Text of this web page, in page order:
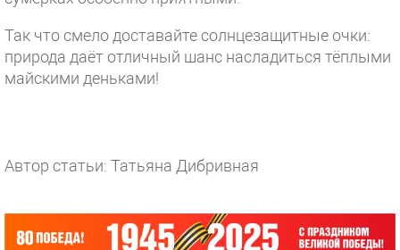
Так что смело доставайте солнцезащитные очки:
природа даёт отличный шанс насладиться тёплыми
майскими деньками!
Автор статьи: Татьяна Дибривная